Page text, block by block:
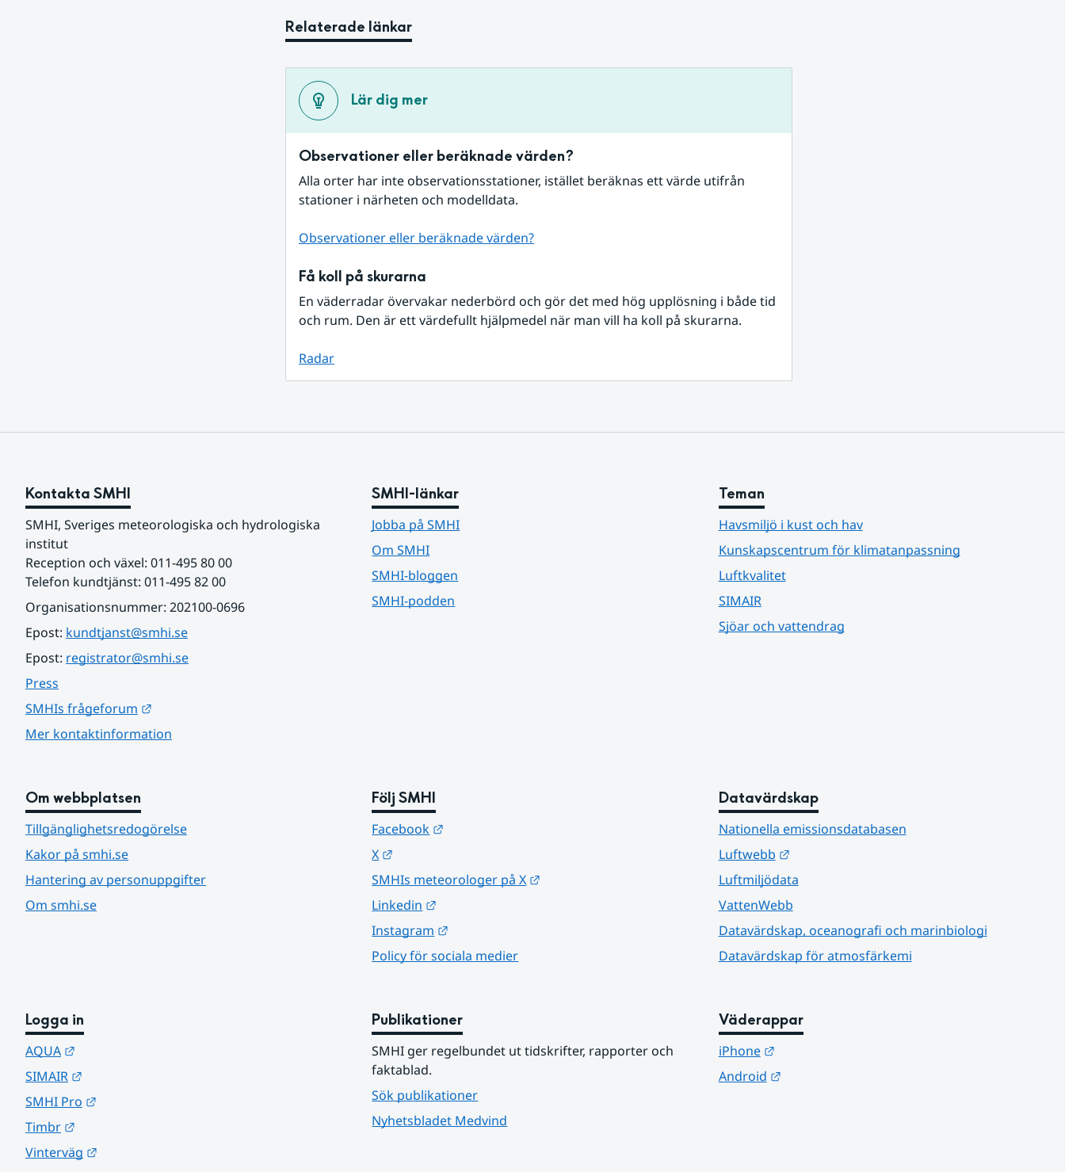
Relaterade länkar
Lär dig mer
Observationer eller beräknade värden?
Alla orter har inte observationsstationer, istället beräknas ett värde utifrån
stationer i närheten och modelldata.
Observationer eller beräknade värden?
Få koll på skurarna
En väderradar övervakar nederbörd och gör det med hög upplösning i både tid
och rum. Den är ett värdefullt hjälpmedel när man vill ha koll på skurarna.
Radar
Kontakta SMHI
SMHI, Sveriges meteorologiska och hydrologiska
institut
Reception och växel: 011-495 80 00
Telefon kundtjänst: 011-495 82 00
Organisationsnummer: 202100-0696
Epost: kundtjanst@smhi.se
Epost: registrator@smhi.se
Press
SMHIs frågeforum
Mer kontaktinformation
SMHI-länkar
Jobba på SMHI
Om SMHI
SMHI-bloggen
SMHI-podden
Teman
Havsmiljö i kust och hav
Kunskapscentrum för klimatanpassning
Luftkvalitet
SIMAIR
Sjöar och vattendrag
Om webbplatsen
Tillgänglighetsredogörelse
Kakor på smhi.se
Hantering av personuppgifter
Om smhi.se
Följ SMHI
Facebook
X
SMHIs meteorologer på X
Linkedin
Instagram
Policy för sociala medier
Datavärdskap
Nationella emissionsdatabasen
Luftwebb
Länk till annan webbplats.
Luftmiljödata
VattenWebb
Datavärdskap, oceanografi och marinbiologi
Datavärdskap för atmosfärkemi
Logga in
AQUA
SIMAIR
SMHI Pro
Timbr
Vinterväg
Publikationer
SMHI ger regelbundet ut tidskrifter, rapporter och
faktablad.
Sök publikationer
Nyhetsbladet Medvind
Väderappar
iPhone
Länk till annan webbplats.
Android
Länk till annan webbplats.